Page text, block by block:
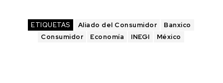
ETIQUETAS Aliado del Consumidor
Banxico
Consumidor
Economía INEGI México